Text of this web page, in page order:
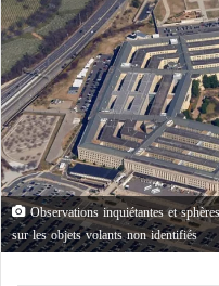
Observations inquiétantes et
sur les objets volants non identifiés